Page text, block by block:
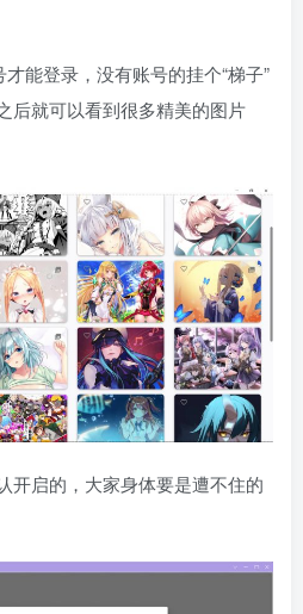
能登录，没有账号的挂个“梯子”
后就可以看到很多精美的图片
开启的，大家身体要是遭不住的